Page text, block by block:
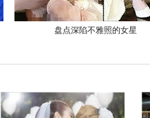
盘点深陷不雅照的女星